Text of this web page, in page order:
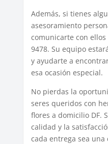
Además, si tienes
asesoramiento
comunicarte con
9478. Su equipo
y ayudarte a
esa ocasión especial.
No pierdas la
seres queridos con
flores a domicilio DF.
calidad y la
cada entrega sea